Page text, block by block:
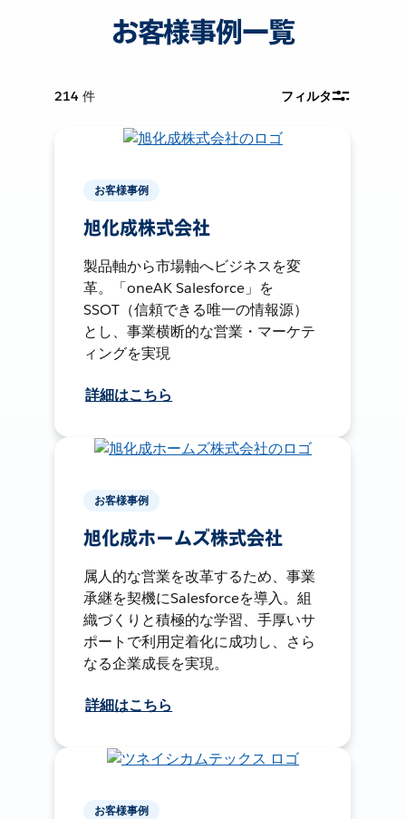
お客様事例一覧
214 件 フィルタ
お客様事例
旭化成株式会社
製品軸から市場軸へビジネスを変
革。「oneAK Salesforce」を
SSOT（信頼できる唯一の情報源）
とし、事業横断的な営業・マーケテ
ィングを実現
詳細はこちら
お客様事例
旭化成ホームズ株式会社
属人的な営業を改革するため、事業
承継を契機にSalesforceを導入。組
織づくりと積極的な学習、手厚いサ
ポートで利用定着化に成功し、さら
なる企業成長を実現。
詳細はこちら
お客様事例